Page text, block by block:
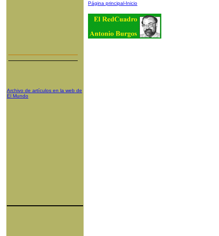
Archivo de artículos en la web de
El Mundo
Página principal-Inicio